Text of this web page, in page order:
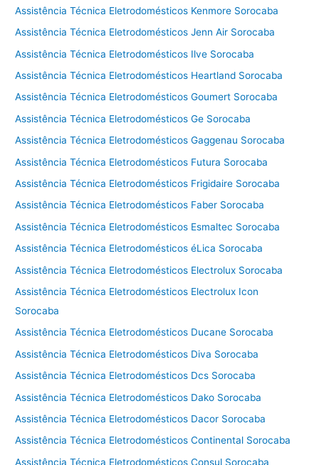
Assistência Técnica Eletrodomésticos Kenmore Sorocaba
Assistência Técnica Eletrodomésticos Jenn Air Sorocaba
Assistência Técnica Eletrodomésticos Ilve Sorocaba
Assistência Técnica Eletrodomésticos Heartland Sorocaba
Assistência Técnica Eletrodomésticos Goumert Sorocaba
Assistência Técnica Eletrodomésticos Ge Sorocaba
Assistência Técnica Eletrodomésticos Gaggenau Sorocaba
Assistência Técnica Eletrodomésticos Futura Sorocaba
Assistência Técnica Eletrodomésticos Frigidaire Sorocaba
Assistência Técnica Eletrodomésticos Faber Sorocaba
Assistência Técnica Eletrodomésticos Esmaltec Sorocaba
Assistência Técnica Eletrodomésticos éLica Sorocaba
Assistência Técnica Eletrodomésticos Electrolux Sorocaba
Assistência Técnica Eletrodomésticos Electrolux Icon
Sorocaba
Assistência Técnica Eletrodomésticos Ducane Sorocaba
Assistência Técnica Eletrodomésticos Diva Sorocaba
Assistência Técnica Eletrodomésticos Dcs Sorocaba
Assistência Técnica Eletrodomésticos Dako Sorocaba
Assistência Técnica Eletrodomésticos Dacor Sorocaba
Assistência Técnica Eletrodomésticos Continental Sorocaba
Assistência Técnica Eletrodomésticos Consul Sorocaba